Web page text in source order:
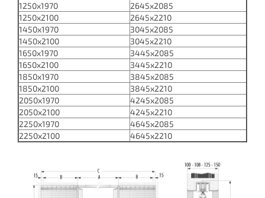
1250x1970
2645x2085
1250x2100
2645x2210
1450x1970
3045x2085
1450x2100
3045x2210
1650x1970
3445x2085
1650x2100
3445x2210
1850x1970
3845x2085
1850x2100
3845x2210
2050x1970
4245x2085
2050x2100
4245x2210
2250x1970
4645x2085
2250x2100
4645x2210